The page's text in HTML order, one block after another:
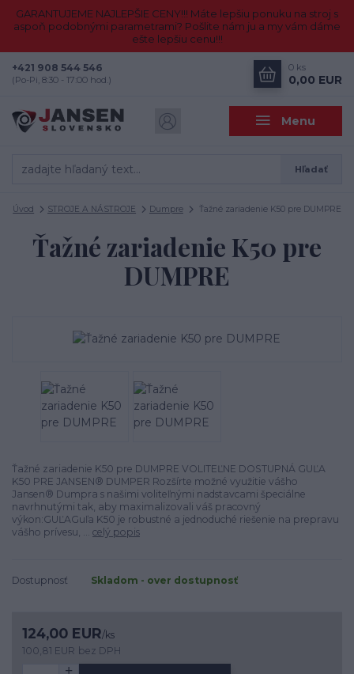
GARANTUJEME NAJLEPŠIE CENY!!! Máte lepšiu ponuku na stroj s
aspoň podobnými parametrami? Pošlite nám ju a my vám dáme
ešte lepšiu cenu!!!
Menu
Hľadať
+421 908 544 546
(Po-Pi, 8:30 - 17:00 hod.)
0 ks
0,00 EUR
Úvod STROJE A NÁSTROJE Dumpre Ťažné zariadenie K50 pre DUMPRE
Ťažné zariadenie K50 pre
DUMPRE
Ťažné zariadenie K50 pre DUMPRE VOLITEĽNE DOSTUPNÁ GUĽA
K50 PRE JANSEN® DUMPER Rozšírte možné využitie vášho
Jansen® Dumpra s našimi voliteľnými nadstavcami špeciálne
navrhnutými tak, aby maximalizovali váš pracovný
výkon:GUĽAGuľa K50 je robustné a jednoduché riešenie na prepravu
vášho prívesu, ... celý popis
Dostupnosť Skladom - over dostupnosť
124,00 EUR/ks
100,81 EUR bez DPH